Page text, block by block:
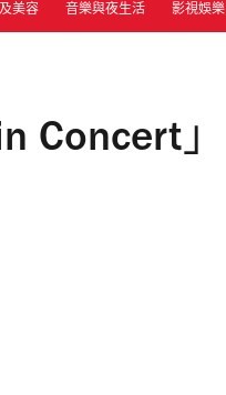
美容 音樂與夜生活 影視娛樂
Concert」